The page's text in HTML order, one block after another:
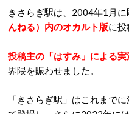
きさらぎ駅は、2004年1月
んねる）内のオカルト版に投
投稿主の「はすみ」による
界隈を賑わせました。
「きさらぎ駅」はこれまで